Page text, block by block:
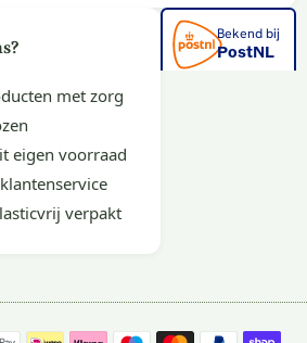
met zorg
eigen voorraad
verpakt